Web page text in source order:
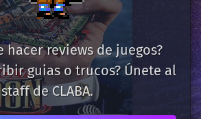
hacer reviews de juegos?
guias o trucos? Únete al
staff de CLABA.